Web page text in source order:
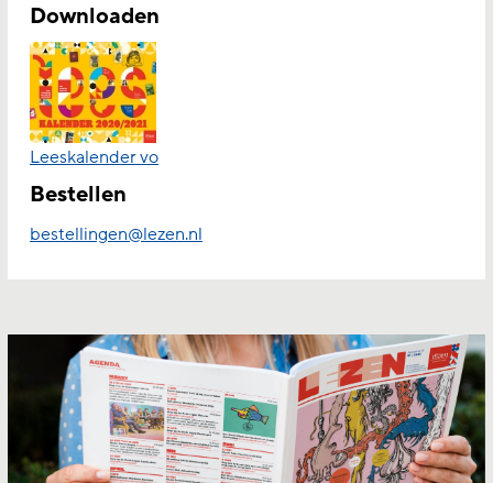
Downloaden
Leeskalender vo
Bestellen
bestellingen@lezen.nl